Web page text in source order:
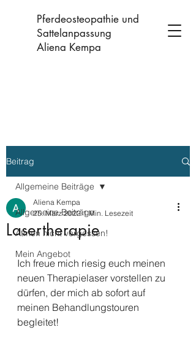
Pferdeosteopathie und
Sattelanpassung
Aliena Kempa
Beitrag
Allgemeine Beiträge
Atmen nicht vergessen!
Mein Angebot
Allgemeine Beiträge
Lasertherapie
Aliena Kempa
25. März 2022 1 Min. Lesezeit
Ich freue mich riesig euch meinen
neuen Therapielaser vorstellen zu
dürfen, der mich ab sofort auf
meinen Behandlungstouren
begleitet!